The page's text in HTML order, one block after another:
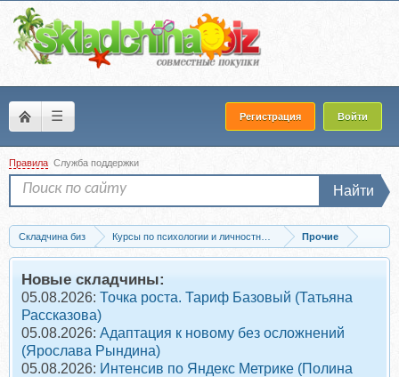
☰ Регистрация Войти
Правила Служба поддержки
Найти
Складчина биз Курсы по психологии и личностному развитию
Прочие
Скачать Секреты счастливых женщин (Оксана Спиваковская)
Новые складчины:
05.08.2026: Точка роста. Тариф Базовый (Татьяна
Рассказова)
05.08.2026: Адаптация к новому без осложнений
(Ярослава Рындина)
05.08.2026: Интенсив по Яндекс Метрике (Полина